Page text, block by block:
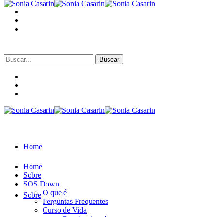
Buscar
por:
Home
Sobre
Home
Sobre
SOS Down
O que é
Perguntas Frequentes
Curso de Vida